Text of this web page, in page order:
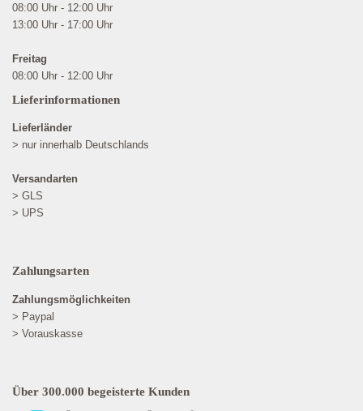
08:00 Uhr - 12:00 Uhr
13:00 Uhr - 17:00 Uhr
Freitag
08:00 Uhr - 12:00 Uhr
Lieferinformationen
Lieferländer
> nur innerhalb Deutschlands
Versandarten
> GLS
> UPS
Zahlungsarten
Zahlungsmöglichkeiten
> Paypal
> Vorauskasse
Über 300.000 begeisterte Kunden